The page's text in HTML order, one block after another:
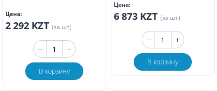
Цена:
2 292 KZT (за шт)
В корзину
Цена:
6 873 KZT (за шт)
В корзину